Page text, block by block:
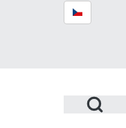
Open Search